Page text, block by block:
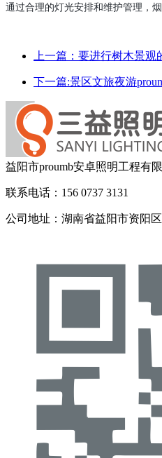
通过合理的灯光安排和维护管理，烟
上一篇：要进行树木景
下一篇:景区文旅夜游
益阳市proumb安卓照明工程有
联系电话：156 0737 3131
公司地址：湖南省益阳市资阳